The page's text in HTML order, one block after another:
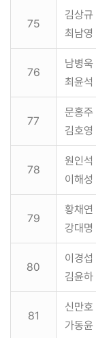
75
김상규
최남영
76
남병욱
최윤석
77
문홍주
김호영
78
원인석
이해성
79
황채연
강대명
80
이경섭
김윤하
81
신만호
가동윤